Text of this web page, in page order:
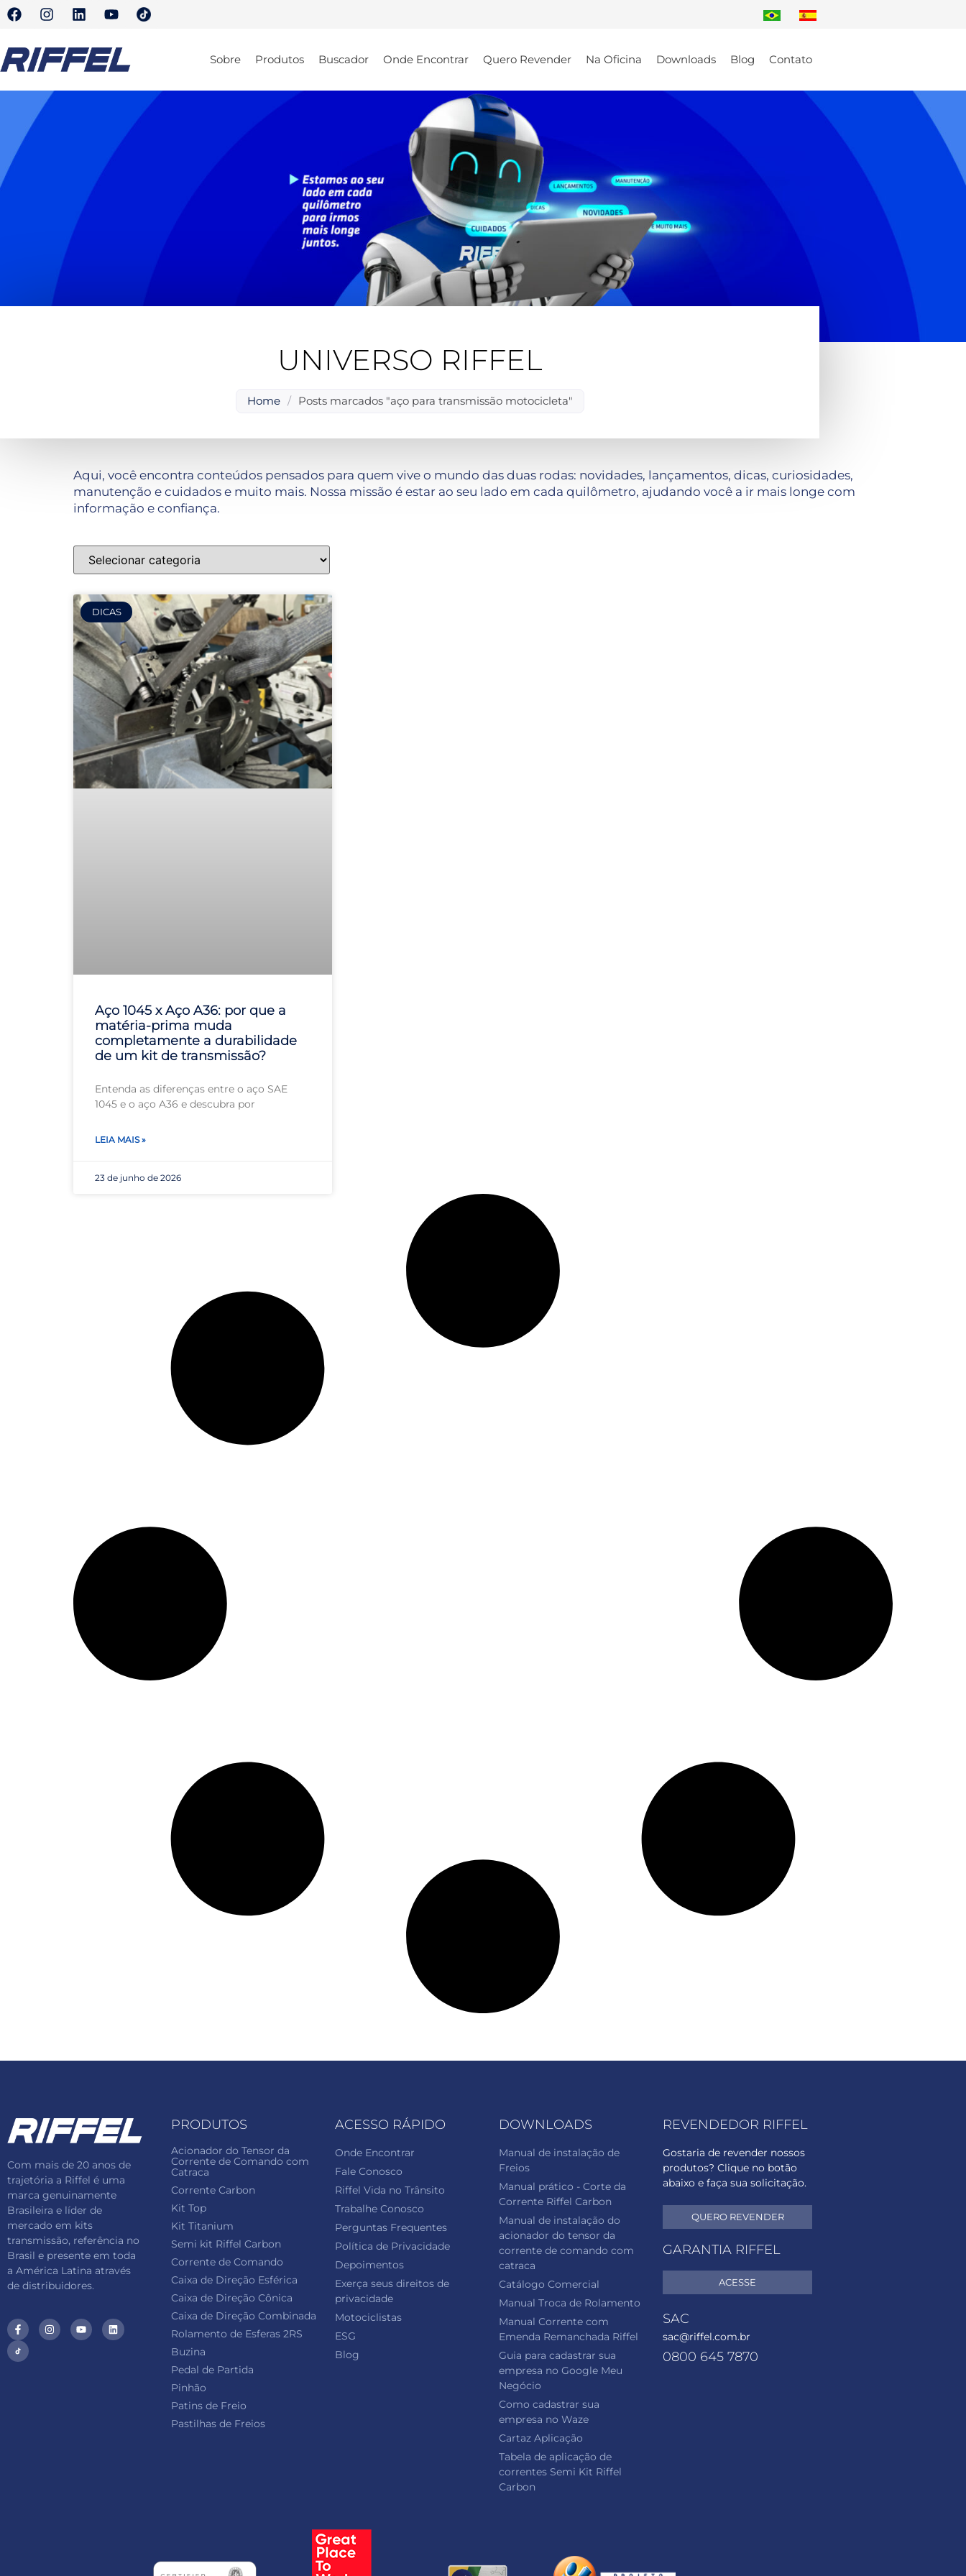
Sobre Produtos Buscador Onde Encontrar Quero Revender Na Oficina Downloads Blog Contato
UNIVERSO RIFFEL
Home / Posts marcados "aço para transmissão motocicleta"
Aqui, você encontra conteúdos pensados para quem vive o mundo das duas rodas: novidades, lançamentos, dicas, curiosidades,
manutenção e cuidados e muito mais. Nossa missão é estar ao seu lado em cada quilômetro, ajudando você a ir mais longe com
informação e confiança.
DICAS
Aço 1045 x Aço A36: por que a
matéria-prima muda
completamente a durabilidade
de um kit de transmissão?
Entenda as diferenças entre o aço SAE
1045 e o aço A36 e descubra por
LEIA MAIS »
23 de junho de 2026
Com mais de 20 anos de
trajetória a Riffel é uma
marca genuinamente
Brasileira e líder de
mercado em kits
transmissão, referência no
Brasil e presente em toda
a América Latina através
de distribuidores.
PRODUTOS
Acionador do Tensor da
Corrente de Comando com
Catraca
Corrente Carbon
Kit Top
Kit Titanium
Semi kit Riffel Carbon
Corrente de Comando
Caixa de Direção Esférica
Caixa de Direção Cônica
Caixa de Direção Combinada
Rolamento de Esferas 2RS
Buzina
Pedal de Partida
Pinhão
Patins de Freio
Pastilhas de Freios
ACESSO RÁPIDO
Onde Encontrar
Fale Conosco
Riffel Vida no Trânsito
Trabalhe Conosco
Perguntas Frequentes
Política de Privacidade
Depoimentos
Exerça seus direitos de
privacidade
Motociclistas
ESG
Blog
DOWNLOADS
Manual de instalação de
Freios
Manual prático - Corte da
Corrente Riffel Carbon
Manual de instalação do
acionador do tensor da
corrente de comando com
catraca
Catálogo Comercial
Manual Troca de Rolamento
Manual Corrente com
Emenda Remanchada Riffel
Guia para cadastrar sua
empresa no Google Meu
Negócio
Como cadastrar sua
empresa no Waze
Cartaz Aplicação
Tabela de aplicação de
correntes Semi Kit Riffel
Carbon
REVENDEDOR RIFFEL
Gostaria de revender nossos
produtos? Clique no botão
abaixo e faça sua solicitação.
QUERO REVENDER
GARANTIA RIFFEL
ACESSE
SAC
sac@riffel.com.br
0800 645 7870